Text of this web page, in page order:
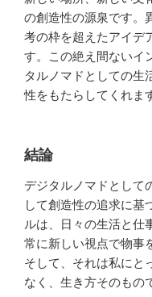
の創造性の源泉です。
考の枠を超えたアイデ
す。この絶え間ないイ
タルノマドとしての生
性をもたらしてくれま
結論
デジタルノマドとして
して創造性の追求に基
ルは、日々の生活と仕
常に新しい視点で物事
そして、それは私にと
なく、生き方そのもの